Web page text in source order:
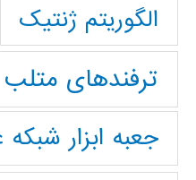
الگوریتم ژنتیک
ترفندهای متلب
جعبه ابزار